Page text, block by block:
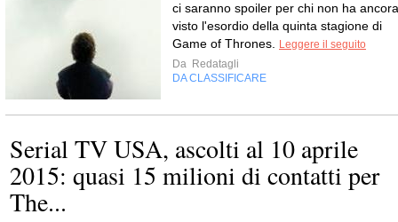
ci saranno spoiler per chi non ha ancora
visto l'esordio della quinta stagione di
Game of Thrones.
Leggere il seguito
Da Redatagli
DA CLASSIFICARE
Serial TV USA, ascolti al 10 aprile
2015: quasi 15 milioni di contatti per
The...